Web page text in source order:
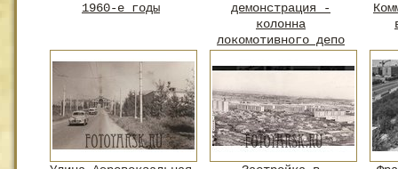
1960-е годы
демонстрация -
колонна
локомотивного депо